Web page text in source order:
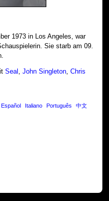
1973 in Los Angeles, war
Sie starb am 09.
Seal ,John Singleton,Chris
Español Italiano Português 中文